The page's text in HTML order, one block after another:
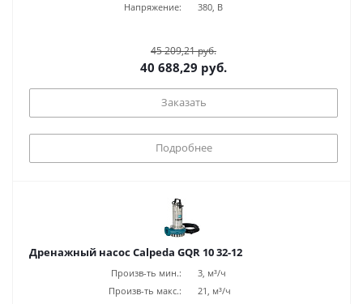
Напряжение:
380, В
45 209,21 руб.
40 688,29 руб.
Заказать
Подробнее
Дренажный насос Calpeda GQR 10 32-12
Произв-ть мин.:
3, м³/ч
Произв-ть макс.:
21, м³/ч